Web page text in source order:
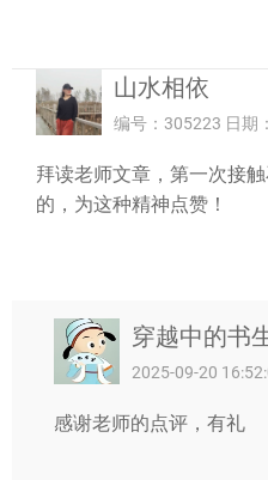
山水相依
编号：305223 日期
拜读老师文章，第一次接
的，为这种精神点赞！
穿越中的书
2025-09-20
感谢老师的点评，有礼